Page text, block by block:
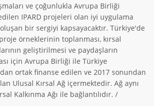
ve çoğunlukla Avrupa Birliği
IPARD projeleri olan iyi uygulama
bir sergiyi kapsayacaktır. Türkiye'de
örneklerinin toplanması, kırsal
geliştirilmesi ve paydaşların
için Avrupa Birliği ile Türkiye
ortak finanse edilen ve 2017 sonundan
Ulusal Kırsal Ağ içermektedir. Ağ aynı
Kalkınma Ağı ile bağlantılıdır. /